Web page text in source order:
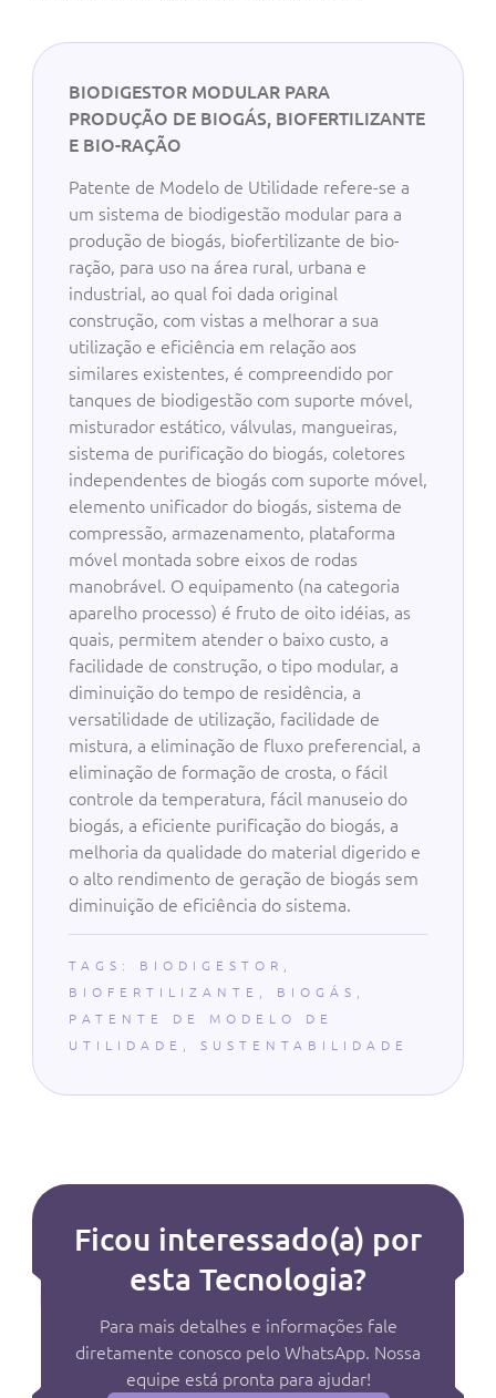
BIODIGESTOR MODULAR PARA
PRODUÇÃO DE BIOGÁS, BIOFERTILIZANTE
E BIO-RAÇÃO
Patente de Modelo de Utilidade refere-se a
um sistema de biodigestão modular para a
produção de biogás, biofertilizante de bio-
ração, para uso na área rural, urbana e
industrial, ao qual foi dada original
construção, com vistas a melhorar a sua
utilização e eficiência em relação aos
similares existentes, é compreendido por
tanques de biodigestão com suporte móvel,
misturador estático, válvulas, mangueiras,
sistema de purificação do biogás, coletores
independentes de biogás com suporte móvel,
elemento unificador do biogás, sistema de
compressão, armazenamento, plataforma
móvel montada sobre eixos de rodas
manobrável. O equipamento (na categoria
aparelho processo) é fruto de oito idéias, as
quais, permitem atender o baixo custo, a
facilidade de construção, o tipo modular, a
diminuição do tempo de residência, a
versatilidade de utilização, facilidade de
mistura, a eliminação de fluxo preferencial, a
eliminação de formação de crosta, o fácil
controle da temperatura, fácil manuseio do
biogás, a eficiente purificação do biogás, a
melhoria da qualidade do material digerido e
o alto rendimento de geração de biogás sem
diminuição de eficiência do sistema.
TAGS: BIODIGESTOR
BIOFERTILIZANTE
BIOGÁS
PATENTE DE MODELO DE
UTILIDADE
SUSTENTABILIDADE
Ficou interessado(a) por
esta Tecnologia?
Para mais detalhes e informações fale
diretamente conosco pelo WhatsApp. Nossa
equipe está pronta para ajudar!